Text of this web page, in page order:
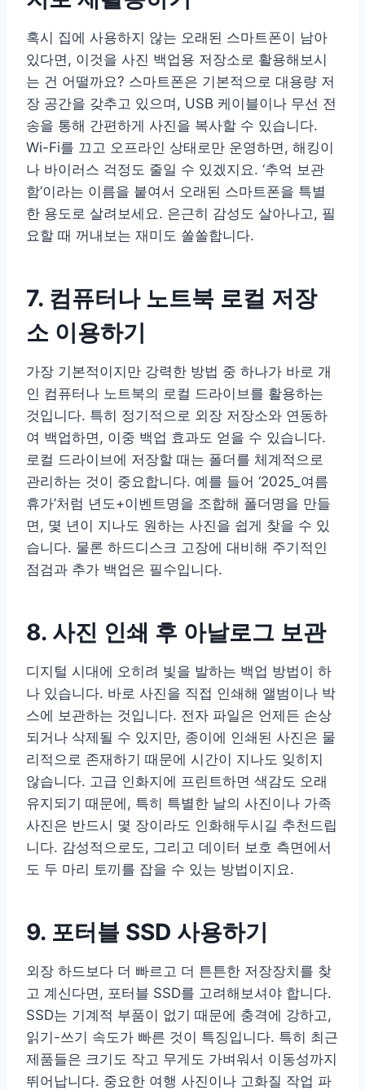
혹시 집에 사용하지 않는 오래된 스마트폰이 남아
있다면, 이것을 사진 백업용 저장소로 활용해보시
는 건 어떨까요? 스마트폰은 기본적으로 대용량 저
장 공간을 갖추고 있으며, USB 케이블이나 무선 전
송을 통해 간편하게 사진을 복사할 수 있습니다.
Wi-Fi를 끄고 오프라인 상태로만 운영하면, 해킹이
나 바이러스 걱정도 줄일 수 있겠지요. ‘추억 보관
함’이라는 이름을 붙여서 오래된 스마트폰을 특별
한 용도로 살려보세요. 은근히 감성도 살아나고, 필
요할 때 꺼내보는 재미도 쏠쏠합니다.
7. 컴퓨터나 노트북 로컬 저장
소 이용하기
가장 기본적이지만 강력한 방법 중 하나가 바로 개
인 컴퓨터나 노트북의 로컬 드라이브를 활용하는
것입니다. 특히 정기적으로 외장 저장소와 연동하
여 백업하면, 이중 백업 효과도 얻을 수 있습니다.
로컬 드라이브에 저장할 때는 폴더를 체계적으로
관리하는 것이 중요합니다. 예를 들어 ‘2025_여름
휴가’처럼 년도+이벤트명을 조합해 폴더명을 만들
면, 몇 년이 지나도 원하는 사진을 쉽게 찾을 수 있
습니다. 물론 하드디스크 고장에 대비해 주기적인
점검과 추가 백업은 필수입니다.
8. 사진 인쇄 후 아날로그 보관
디지털 시대에 오히려 빛을 발하는 백업 방법이 하
나 있습니다. 바로 사진을 직접 인쇄해 앨범이나 박
스에 보관하는 것입니다. 전자 파일은 언제든 손상
되거나 삭제될 수 있지만, 종이에 인쇄된 사진은 물
리적으로 존재하기 때문에 시간이 지나도 잊히지
않습니다. 고급 인화지에 프린트하면 색감도 오래
유지되기 때문에, 특히 특별한 날의 사진이나 가족
사진은 반드시 몇 장이라도 인화해두시길 추천드립
니다. 감성적으로도, 그리고 데이터 보호 측면에서
도 두 마리 토끼를 잡을 수 있는 방법이지요.
9. 포터블 SSD 사용하기
외장 하드보다 더 빠르고 더 튼튼한 저장장치를 찾
고 계신다면, 포터블 SSD를 고려해보셔야 합니다.
SSD는 기계적 부품이 없기 때문에 충격에 강하고,
읽기-쓰기 속도가 빠른 것이 특징입니다. 특히 최근
제품들은 크기도 작고 무게도 가벼워서 이동성까지
뛰어납니다. 중요한 여행 사진이나 고화질 작업 파